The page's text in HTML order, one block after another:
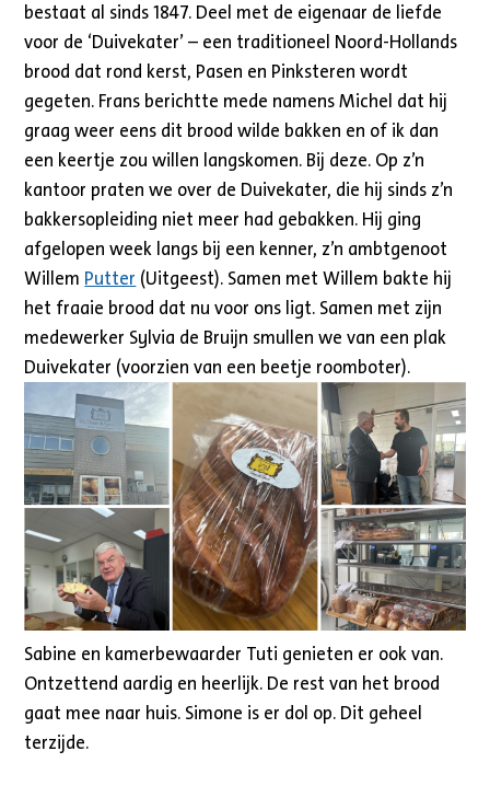
bestaat al sinds 1847. Deel met de eigenaar de liefde
voor de ‘Duivekater’ – een traditioneel Noord-Hollands
brood dat rond kerst, Pasen en Pinksteren wordt
gegeten. Frans berichtte mede namens Michel dat hij
graag weer eens dit brood wilde bakken en of ik dan
een keertje zou willen langskomen. Bij deze. Op z’n
kantoor praten we over de Duivekater, die hij sinds z’n
bakkersopleiding niet meer had gebakken. Hij ging
afgelopen week langs bij een kenner, z’n ambtgenoot
Willem Putter (Uitgeest). Samen met Willem bakte hij
het fraaie brood dat nu voor ons ligt. Samen met zijn
medewerker Sylvia de Bruijn smullen we van een plak
Duivekater (voorzien van een beetje roomboter).
Sabine en kamerbewaarder Tuti genieten er ook van.
Ontzettend aardig en heerlijk. De rest van het brood
gaat mee naar huis. Simone is er dol op. Dit geheel
terzijde.